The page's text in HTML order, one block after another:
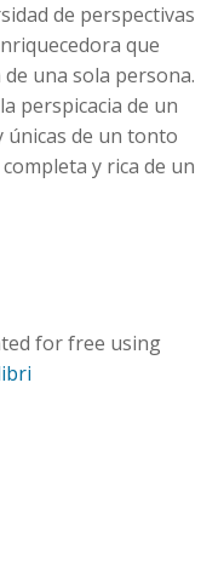
de perspectivas
que
una sola persona.
perspicacia de un
únicas de un tonto
y rica de un
for free using